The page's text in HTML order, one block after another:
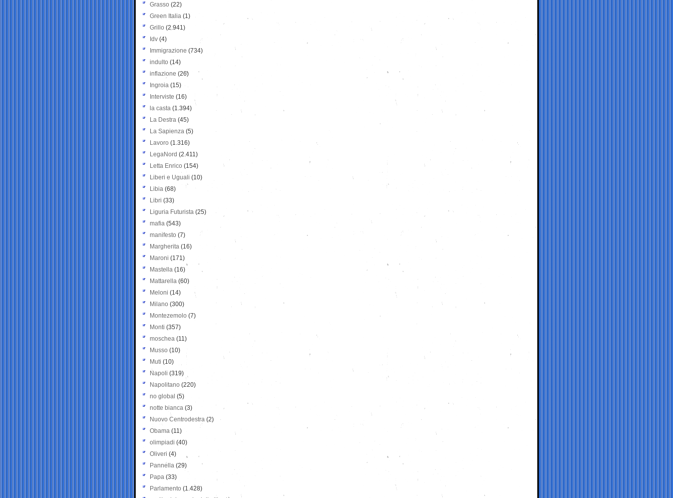
Grasso (22)
Green Italia (1)
Grillo (2.941)
Idv (4)
Immigrazione (734)
indulto (14)
inflazione (26)
Ingroia (15)
Interviste (16)
la casta (1.394)
La Destra (45)
La Sapienza (5)
Lavoro (1.316)
LegaNord (2.411)
Letta Enrico (154)
Liberi e Uguali (10)
Libia (68)
Libri (33)
Liguria Futurista (25)
mafia (543)
manifesto (7)
Margherita (16)
Maroni (171)
Mastella (16)
Mattarella (60)
Meloni (14)
Milano (300)
Montezemolo (7)
Monti (357)
moschea (11)
Musso (10)
Muti (10)
Napoli (319)
Napolitano (220)
no global (5)
notte bianca (3)
Nuovo Centrodestra (2)
Obama (11)
olimpiadi (40)
Oliveri (4)
Pannella (29)
Papa (33)
Parlamento (1.428)